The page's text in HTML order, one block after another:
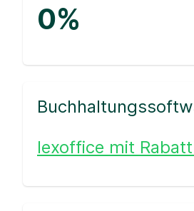
0%
lexoffice mit